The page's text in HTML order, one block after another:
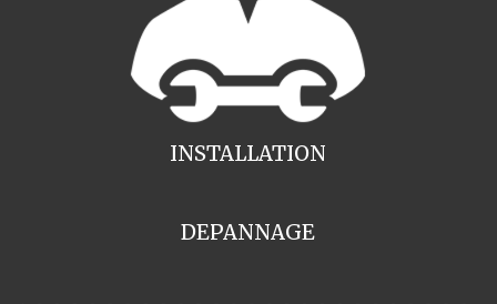
INSTALLATION
DEPANNAGE